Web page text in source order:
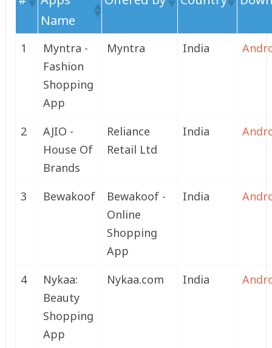
Name
1
Myntra -
Fashion
Shopping
App
Myntra India
2
AJIO -
House Of
Brands
Reliance
Retail Ltd
India
3 Bewakoof
Bewakoof -
Online
Shopping
App
India
4
Nykaa:
Beauty
Shopping
App
Nykaa.com India